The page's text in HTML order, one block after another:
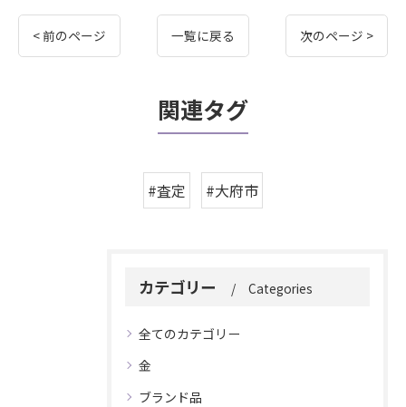
< 前のページ 一覧に戻る 次のページ >
関連タグ
#査定 #大府市
カテゴリー Categories
全てのカテゴリー
金
ブランド品